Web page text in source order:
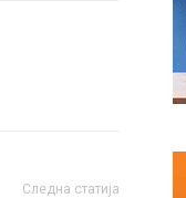
Следна статија